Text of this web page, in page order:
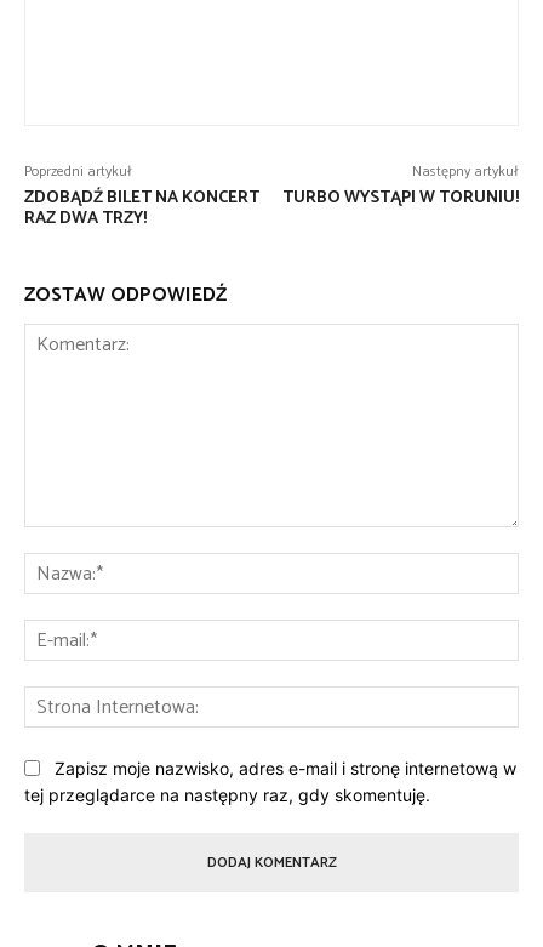
Poprzedni artykuł
ZDOBĄDŹ BILET NA KONCERT
RAZ DWA TRZY!
Następny artykuł
TURBO WYSTĄPI W TORUNIU!
ZOSTAW ODPOWIEDŹ
Zapisz moje nazwisko, adres e-mail i stronę internetową w
tej przeglądarce na następny raz, gdy skomentuję.